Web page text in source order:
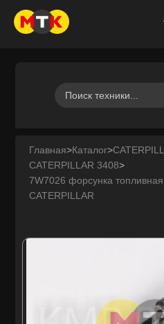
Главная>Каталог>
CATERPILLAR 3408>
7W7026 форсунка топливная
CATERPILLAR